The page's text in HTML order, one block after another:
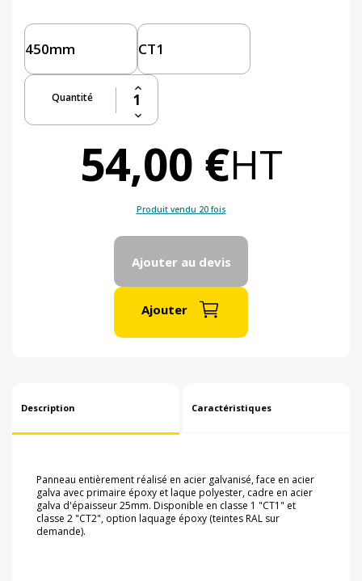
Quantité
54,00 €HT
Produit vendu 20 fois
Ajouter au devis
Ajouter
Description Caractéristiques
Panneau entièrement réalisé en acier galvanisé, face en acier
galva avec primaire époxy et laque polyester, cadre en acier
galva d'épaisseur 25mm. Disponible en classe 1 "CT1" et
classe 2 "CT2", option laquage époxy (teintes RAL sur
demande).